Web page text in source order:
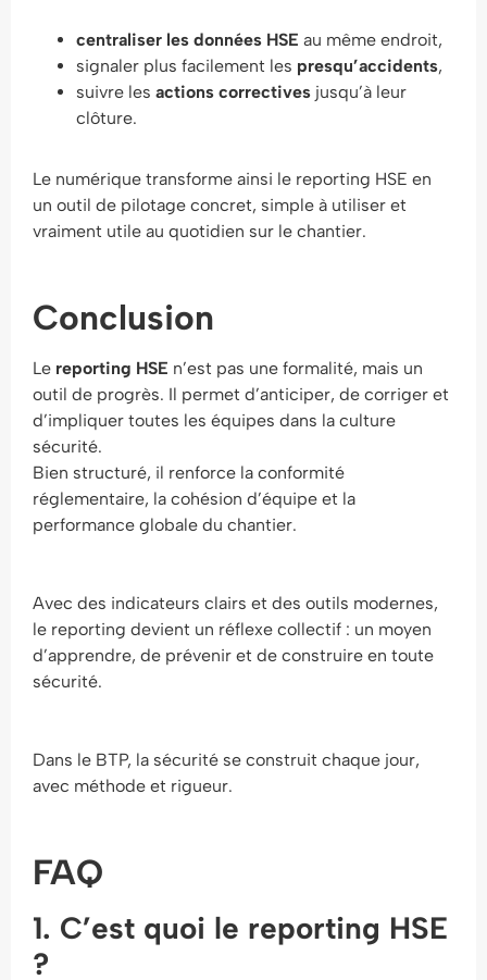
centraliser les données HSE au même endroit,
signaler plus facilement les presqu’accidents,
suivre les actions correctives jusqu’à leur
clôture.
Le numérique transforme ainsi le reporting HSE en
un outil de pilotage concret, simple à utiliser et
vraiment utile au quotidien sur le chantier.
Conclusion
Le reporting HSE n’est pas une formalité, mais un
outil de progrès. Il permet d’anticiper, de corriger et
d’impliquer toutes les équipes dans la culture
sécurité.
Bien structuré, il renforce la conformité
réglementaire, la cohésion d’équipe et la
performance globale du chantier.
Avec des indicateurs clairs et des outils modernes,
le reporting devient un réflexe collectif : un moyen
d’apprendre, de prévenir et de construire en toute
sécurité.
Dans le BTP, la sécurité se construit chaque jour,
avec méthode et rigueur.
FAQ
1. C’est quoi le reporting HSE
?